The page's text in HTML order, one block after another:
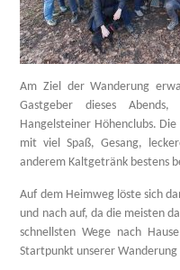
Am Ziel der Wanderung
Gastgeber dieses
Hangelsteiner Höhenclubs.
mit viel Spaß, Gesang,
anderem Kaltgetränk bestens
Auf dem Heimweg löste sich
und nach auf, da die meisten
schnellsten Wege nach
Startpunkt unserer Wanderung